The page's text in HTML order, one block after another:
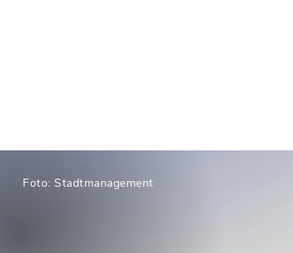
Foto: Stadtmanagement